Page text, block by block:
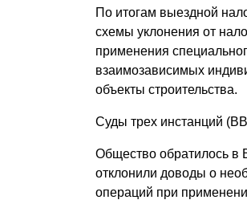
По итогам выездной
схемы уклонения от
применения
взаимозависимых
объекты строительства.
Суды трех инстанций
Общество обратилось в
отклонили доводы о
операций при